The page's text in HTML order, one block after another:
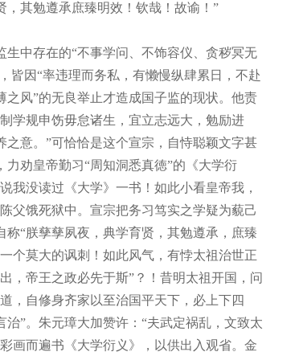
其勉遵承庶臻明效！钦哉！故谕！”
中存在的“不事学问、不饰容仪、贪秽冥无
皆因“率违理而务私，有懒慢纵肆累日，不赴
风”的无良举止才造成国子监的现状。他责
学规申饬毋怠诸生，宜立志远大，勉励进
意。”可恰恰是这个宣宗，自恃聪颖文字甚
劝皇帝勤习“周知洞悉真徳”的《大学衍
我没读过《大学》一书！如此小看皇帝我，
父饿死狱中。宣宗把务习笃实之学疑为藐己
“朕孳孳夙夜，典学育贤，其勉遵承，庶臻
个莫大的讽刺！如此风气，有悖太祖治世正
，帝王之政必先于斯”？！昔明太祖开国，问
，自修身齐家以至治国平天下，必上下四
”。朱元璋大加赞许：“夫武定祸乱，文致太
画而遍书《大学衍义》，以供出入观省。金